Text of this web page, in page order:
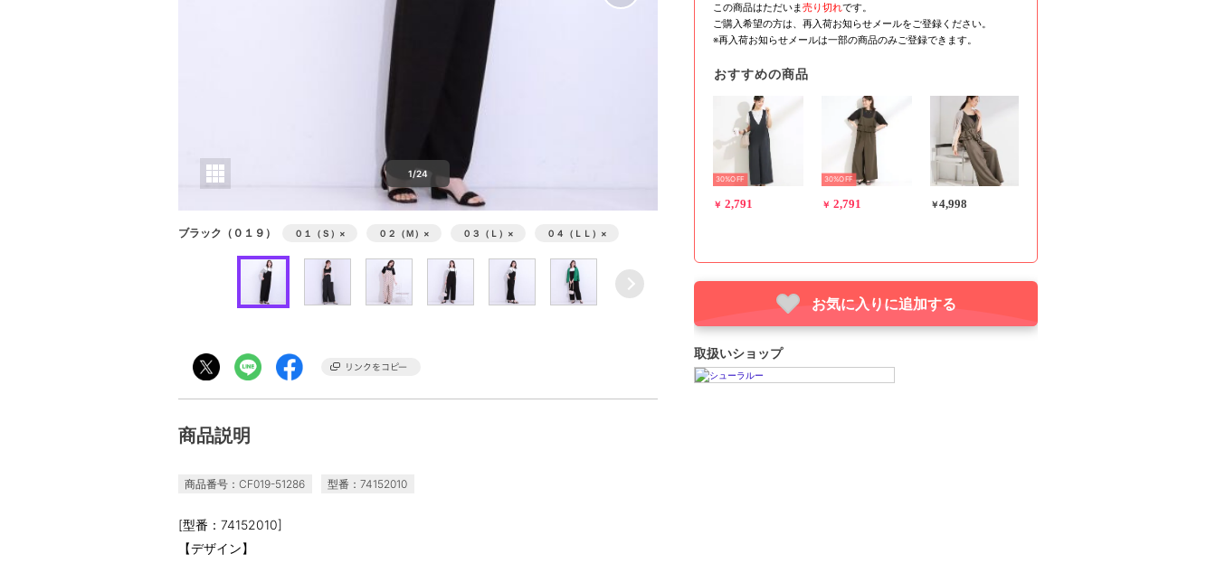
1/24
ブラック（０１９） ０１（Ｓ） × ０２（Ｍ） × ０３（Ｌ） × ０４（ＬＬ） ×
商品説明
商品番号：CF019-51286 型番：74152010
[型番：74152010]
【デザイン】
この商品はただいま売り切れです。
ご購入希望の方は、再入荷お知らせメールをご登録ください。
※再入荷お知らせメールは一部の商品のみご登録できます。
おすすめの商品
30%OFF
￥ 2,791
30%OFF
￥ 2,791 ￥4,998
お気に入りに追加する
取扱いショップ